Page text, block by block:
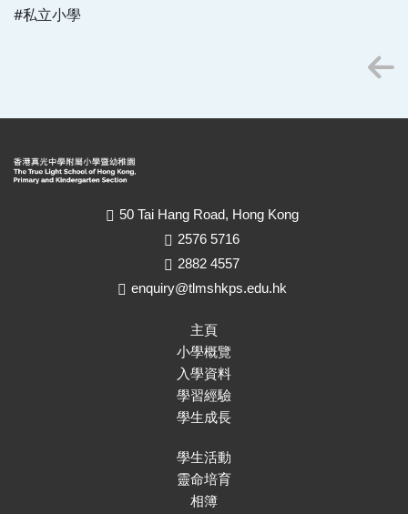
#私立小學
50 Tai Hang Road, Hong Kong
2576 5716
2882 4557
enquiry@tlmshkps.edu.hk
主頁
小學概覽
入學資料
學習經驗
學生成長
學生活動
靈命培育
相簿